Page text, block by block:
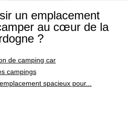
un emplacement
au cœur de la
?
de camping car
campings
spacieux pour...